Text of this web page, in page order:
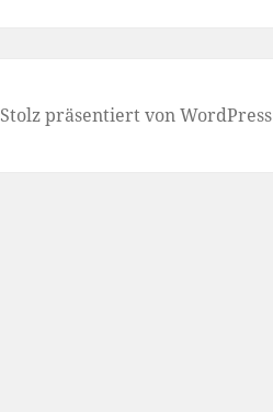
Stolz präsentiert von WordPress